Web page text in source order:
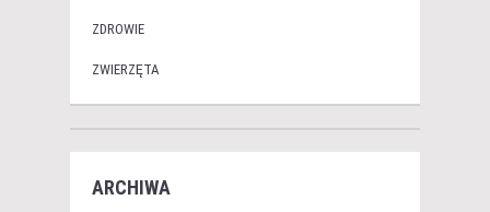
ZDROWIE
ZWIERZĘTA
ARCHIWA